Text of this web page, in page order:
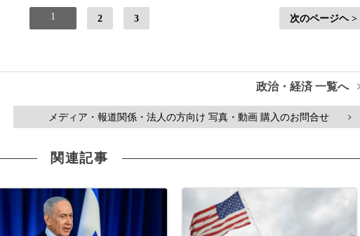
1 2 3 次のページヘ >
政治・経済 一覧へ
メディア・報道関係・法人の方向け 写真・動画 購入のお問合せ >
関連記事